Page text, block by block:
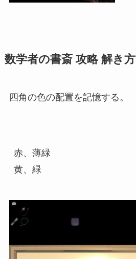
数学者の書斎 攻略 解き方
四角の色の配置を記憶する。
赤、薄緑